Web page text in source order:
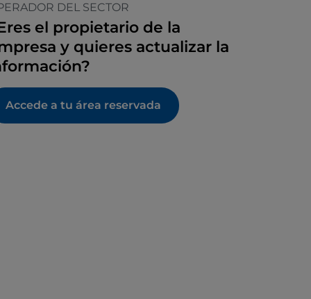
DEL SECTOR
el propietario de la
y quieres actualizar la
Accede a tu área reservada